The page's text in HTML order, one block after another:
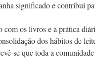
significado e contribui
com os livros e a prática
dos hábitos de
se que toda a